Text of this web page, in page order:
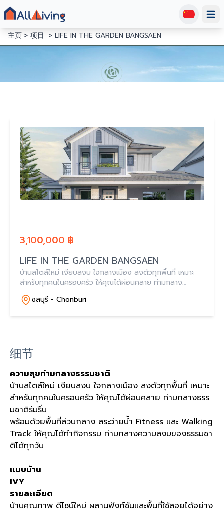
主页
项目 LIFE IN THE GARDEN BANGSAEN
3,100,000 ฿
LIFE IN THE GARDEN BANGSAEN
บ้านสไตล์ใหม่ เงียบสงบ ใจกลางเมือง ลงตัวทุกพื้นที่ เหมาะ
สำหรับทุกคนในครอบครัว ให้คุณได้ผ่อนคลาย ท่ามกลาง
ธรรมชาติร่มรื่น
ชลบุรี - Chonburi
细节
ความสุขท่ามกลางธรรมชาติ
บ้านสไตล์ใหม่ เงียบสงบ ใจกลางเมือง ลงตัวทุกพื้นที่ เหมาะ
สำหรับทุกคนในครอบครัว ให้คุณได้ผ่อนคลาย ท่ามกลางธรร
มชาติร่มรื่น
พร้อมด้วยพื้นที่ส่วนกลาง สระว่ายน้ำ Fitness และ Walking
Track ให้คุณได้ทำกิจกรรม ท่ามกลางความสงบของธรรมชา
ติได้ทุกวัน
แบบบ้าน
IVY
รายละเอียด
บ้านคุณภาพ ดีไซน์ใหม่ ผสานฟังก์ชันและพื้นที่ใช้สอยได้อย่าง